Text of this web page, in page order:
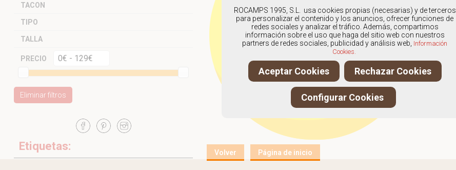
TACON
TIPO
TALLA
PRECIO
Eliminar filtros
Etiquetas:
Volver Página de inicio
ROCAMPS 1995, S.L. usa cookies propias (necesarias) y de terceros
para personalizar el contenido y los anuncios, ofrecer funciones de
redes sociales y analizar el tráfico. Además, compartimos
información sobre el uso que haga del sitio web con nuestros
partners de redes sociales, publicidad y análisis web, Información
Cookies.
Aceptar Cookies Rechazar Cookies
Configurar Cookies